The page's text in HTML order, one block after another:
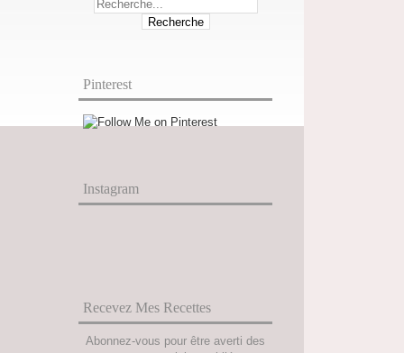
Pinterest
Instagram
Recevez Mes Recettes
Abonnez-vous pour être averti des